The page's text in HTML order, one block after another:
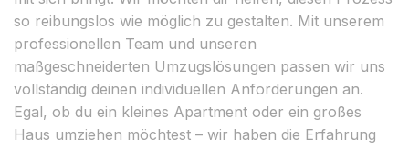
so reibungslos wie möglich zu gestalten. Mit unserem
professionellen Team und unseren
maßgeschneiderten Umzugslösungen passen wir uns
vollständig deinen individuellen Anforderungen an.
Egal, ob du ein kleines Apartment oder ein großes
Haus umziehen möchtest – wir haben die Erfahrung